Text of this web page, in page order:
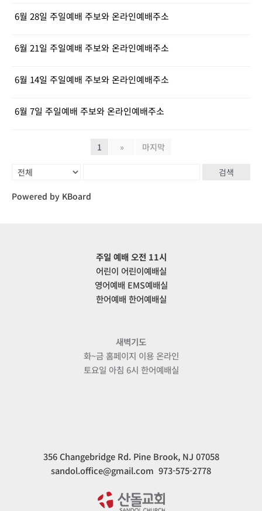
6월 28일 주일예배 주보와 온라인예배주소
6월 21일 주일예배 주보와 온라인예배주소
6월 14일 주일예배 주보와 온라인예배주소
6월 7일 주일예배 주보와 온라인예배주소
1 » 마지막
검색
Powered by KBoard
주일 예배 오전 11시
어린이 어린이예배실
영어예배 EMS예배실
한어예배 한어예배실
새벽기도
화~금 홈페이지 이용 온라인
토요일 아침 6시 한어예배실
356 Changebridge Rd. Pine Brook, NJ 07058
sandol.office@gmail.com 973-575-2778